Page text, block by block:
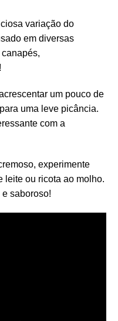
variação do
em diversas
um pouco de
uma leve picância.
com a
experimente
leite ou ricota ao molho.
saboroso!